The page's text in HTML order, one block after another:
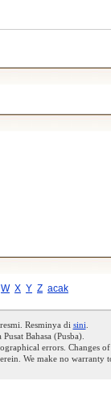
W X Y Z acak
Resminya di sini
Bahasa (Pusba).
errors. Changes of
We make no warranty